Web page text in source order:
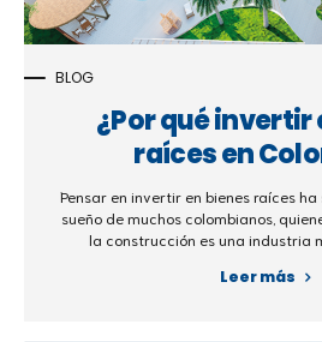
BLOG
¿Por qué invertir
raíces en
Pensar en invertir en bienes raíces
sueño de muchos colombianos,
la construcción es una industria
plazo. En la actualidad, laLeer más